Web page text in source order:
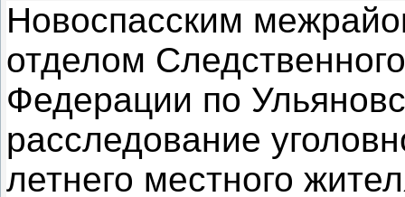
Новоспасским
отделом
Федерации по
расследование
летнего местного